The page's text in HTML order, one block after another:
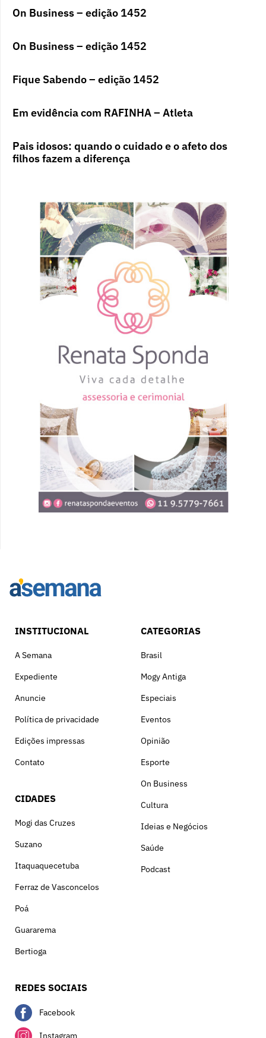
On Business – edição 1452
On Business – edição 1452
Fique Sabendo – edição 1452
Em evidência com RAFINHA – Atleta
Pais idosos: quando o cuidado e o afeto dos
filhos fazem a diferença
INSTITUCIONAL
A Semana
Expediente
Anuncie
Política de privacidade
Edições impressas
Contato
CIDADES
Mogi das Cruzes
Suzano
Itaquaquecetuba
Ferraz de Vasconcelos
Poá
Guararema
Bertioga
CATEGORIAS
Brasil
Mogy Antiga
Especiais
Eventos
Opinião
Esporte
On Business
Cultura
Ideias e Negócios
Saúde
Podcast
REDES SOCIAIS
Facebook
Instagram